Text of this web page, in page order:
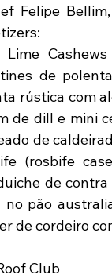
Felipe
Lime
de
rústica com
de dill e mini
de
(rosbife
de
no pão
de cordeiro
Club